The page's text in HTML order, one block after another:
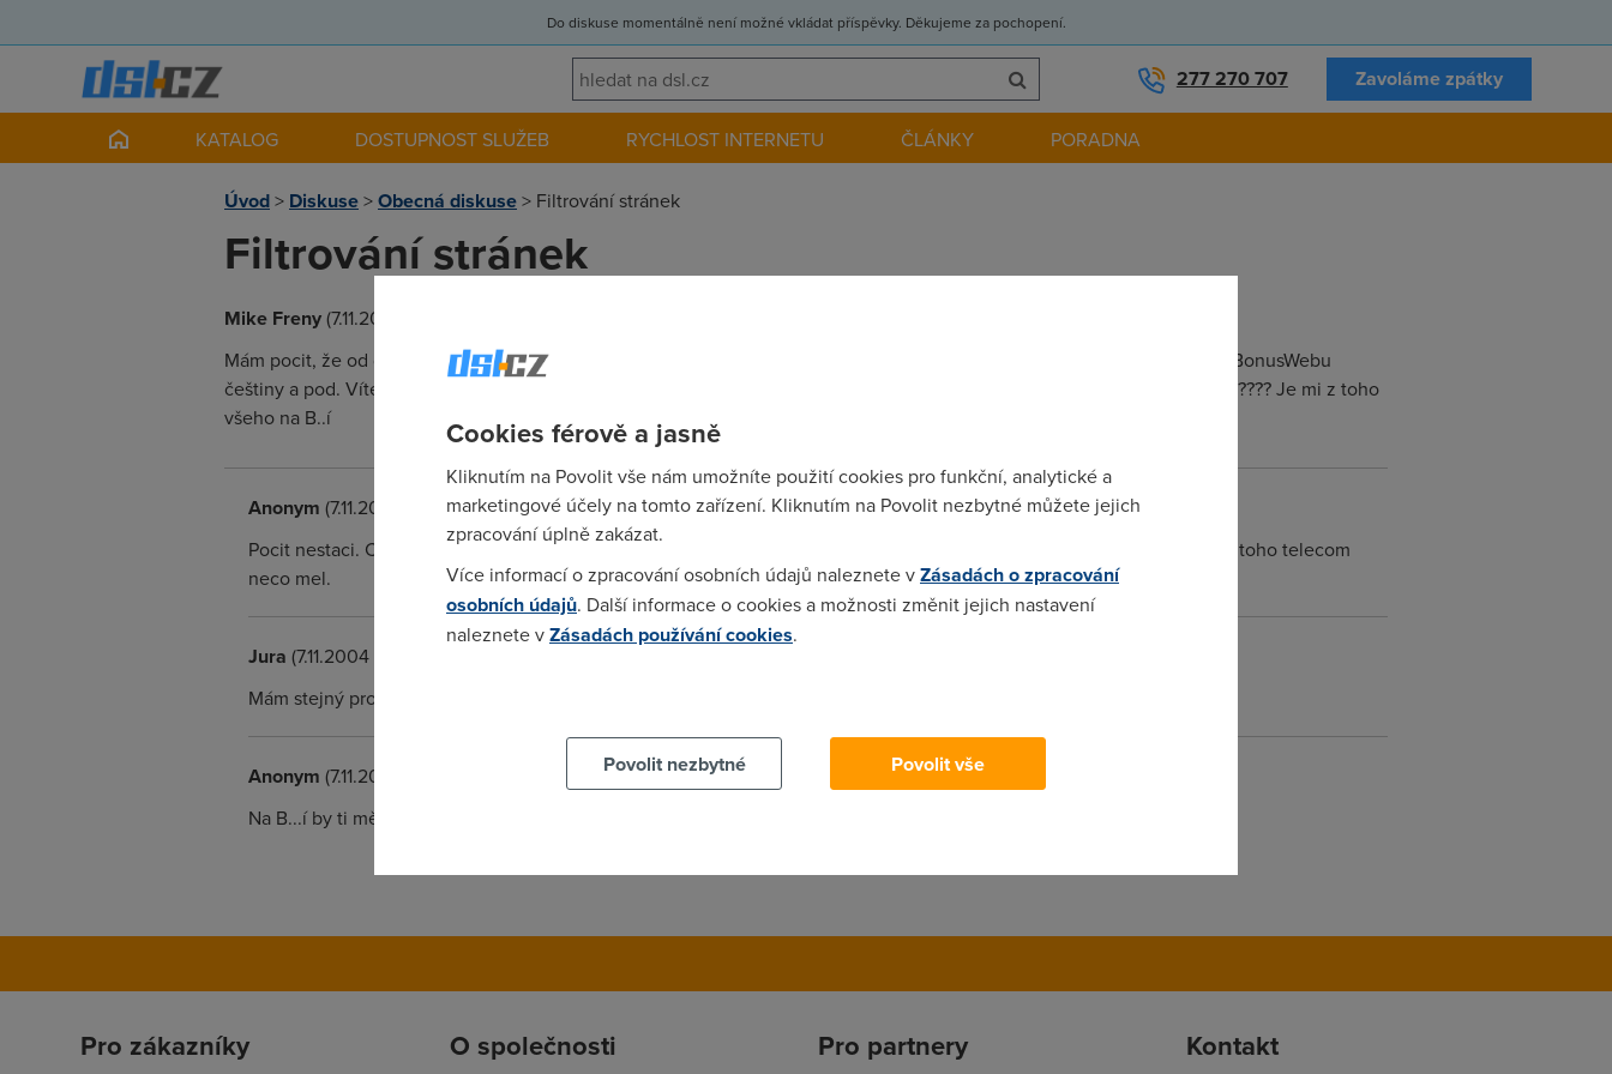
Do diskuse momentálně není možné vkládat příspěvky. Děkujeme za pochopení.
277 270 707 Zavoláme zpátky
KATALOG DOSTUPNOST SLUŽEB RYCHLOST INTERNETU ČLÁNKY PORADNA
Úvod> Diskuse>Obecná diskuse> Filtrování stránek
Filtrování stránek
Mike Freny(7.11.2004 11:11:31)
Mám pocit, že od doby co používám ADSL Start od telecomu tak nemohu z některých stránek stahovat. A to dokonce i z BonusWebu
češtiny a pod. Víte někdo o co jde - používá se u ADSL filtrace stránek? Vždyť to je přeci neomezený přístup k internetu!!!???? Je mi z toho
všeho na B..í
Anonym (7.11.2004 11:25:46)
Pocit nestaci. Co dukazy? Co se zkusit pripojit pres dialup a stahnout a pak pres ADSL a stahnout? Nemyslim si ze by z toho telecom
neco mel.
Jura (7.11.2004 18:04:31)
Mám stejný problém, nevíte čím to může být.Díky za radu
Anonym (7.11.2004 18:36:03)
Na B...í by ti mělo být z Bonuswebu, je to prostě často přetížené. Zkus to brzy ráno - třeba kolem 3 - 4 hodiny.
Pro zákazníky O společnosti Pro partnery Kontakt
Cookies férově a jasně
Kliknutím na Povolit vše nám umožníte použití cookies pro funkční, analytické a
marketingové účely na tomto zařízení. Kliknutím na Povolit nezbytné můžete jejich
zpracování úplně zakázat.
Více informací o zpracování osobních údajů naleznete vZásadách o zpracování
osobních údajů. Další informace o cookies a možnosti změnit jejich nastavení
naleznete vZásadách používání cookies.
Povolit nezbytné
Povolit vše